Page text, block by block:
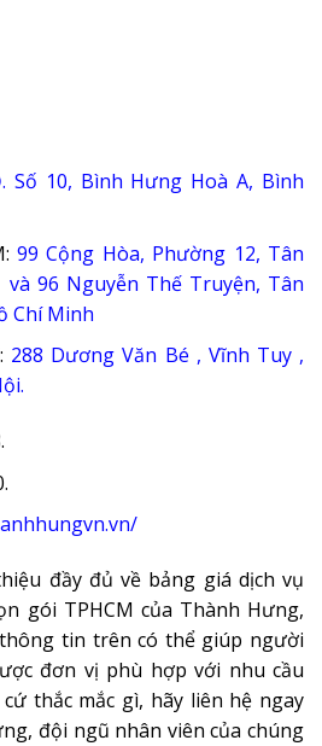
Số 10, Bình Hưng Hoà A, Bình
99 Cộng Hòa, Phường 12, Tân
và96 Nguyễn Thế Truyện, Tân
Chí Minh
288 Dương Văn Bé , Vĩnh Tuy ,
.
đầy đủ về bảng giá dịch vụ
gói TPHCM của Thành Hưng,
tin trên có thể giúp người
đơn vị phù hợp với nhu cầu
thắc mắc gì, hãy liên hệ ngay
đội ngũ nhân viên của chúng